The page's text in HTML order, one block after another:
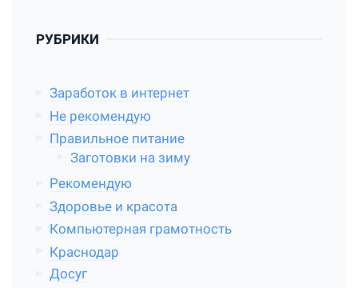
РУБРИКИ
Заработок в интернет
Не рекомендую
Правильное питание
Заготовки на зиму
Рекомендую
Здоровье и красота
Компьютерная грамотность
Краснодар
Досуг